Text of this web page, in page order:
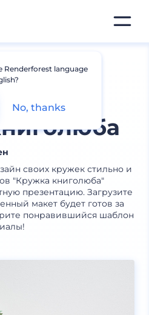
своих кружек стильно и
"Кружка книголюба"
презентацию. Загрузите
макет будет готов за
понравившийся шаблон
Renderforest language
No, thanks